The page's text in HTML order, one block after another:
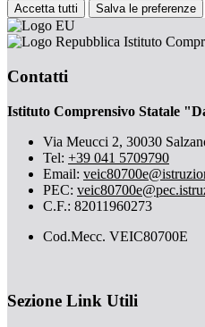
Accetta tutti Salva le preferenze
Istituto
Contatti
Istituto Comprensivo Statale
Via Meucci 2, 30030
Tel: +39 041 5709790
Email:
PEC:
C.F.: 82011960273
Cod.Mecc. VEIC80700E
Sezione Link Utili